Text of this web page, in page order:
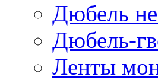
Дюбель
Дюбель-
Ленты